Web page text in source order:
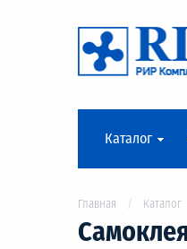
Каталог
Главная Каталог